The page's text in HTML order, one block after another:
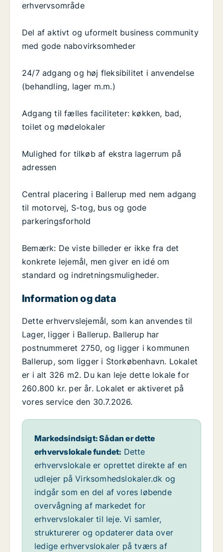
erhvervsområde
Del af aktivt og uformelt business community
med gode nabovirksomheder
24/7 adgang og høj fleksibilitet i anvendelse
(behandling, lager m.m.)
Adgang til fælles faciliteter: køkken, bad,
toilet og mødelokaler
Mulighed for tilkøb af ekstra lagerrum på
adressen
Central placering i Ballerup med nem adgang
til motorvej, S-tog, bus og gode
parkeringsforhold
Bemærk: De viste billeder er ikke fra det
konkrete lejemål, men giver en idé om
standard og indretningsmuligheder.
Information og data
Dette erhvervslejemål, som kan anvendes til
Lager, ligger i Ballerup. Ballerup har
postnummeret 2750, og ligger i kommunen
Ballerup, som ligger i Storkøbenhavn. Lokalet
er i alt 326 m2. Du kan leje dette lokale for
260.800 kr. per år. Lokalet er aktiveret på
vores service den 30.7.2026.
Markedsindsigt: Sådan er dette
erhvervslokale fundet: Dette
erhvervslokale er oprettet direkte af en
udlejer på Virksomhedslokaler.dk og
indgår som en del af vores løbende
overvågning af markedet for
erhvervslokaler til leje. Vi samler,
strukturerer og opdaterer data over
ledige erhvervslokaler på tværs af